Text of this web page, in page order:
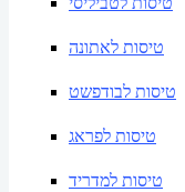
טיסות לאתונה
טיסות לבודפשט
טיסות לפראג
טיסות למדריד